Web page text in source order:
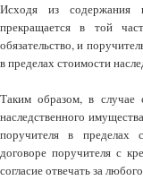
Исходя из содержания
прекращается в той
обязательство, и
в пределах стоимости
Таким образом, в случае
наследственного
поручителя в пределах
договоре поручителя с
согласие отвечать за